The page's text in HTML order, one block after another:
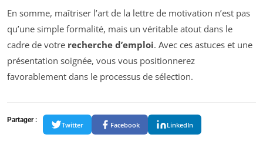
En somme, maîtriser l’art de la lettre de motivation n’est pas
qu’une simple formalité, mais un véritable atout dans le
cadre de votre recherche d’emploi. Avec ces astuces et une
présentation soignée, vous vous positionnerez
favorablement dans le processus de sélection.
Partager :
Twitter Facebook LinkedIn